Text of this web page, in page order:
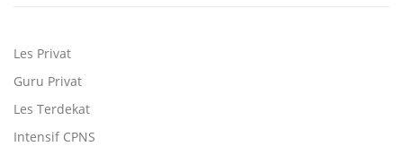
Les Privat
Guru Privat
Les Terdekat
Intensif CPNS